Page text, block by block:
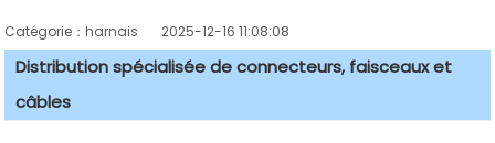
Catégorie：harnais 2025-12-16 11:08:08
Distribution spécialisée de connecteurs, faisceaux et
câbles